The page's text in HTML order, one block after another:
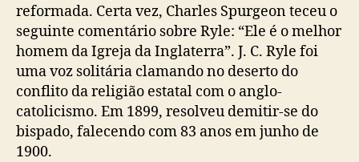
reformada. Certa vez, Charles Spurgeon teceu o
seguinte comentário sobre Ryle: “Ele é o melhor
homem da Igreja da Inglaterra”. J. C. Ryle foi
uma voz solitária clamando no deserto do
conflito da religião estatal com o anglo-
catolicismo. Em 1899, resolveu demitir-se do
bispado, falecendo com 83 anos em junho de
1900.